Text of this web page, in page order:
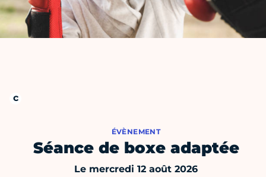
ÉVÈNEMENT
Séance de boxe adaptée
Le mercredi 12 août 2026